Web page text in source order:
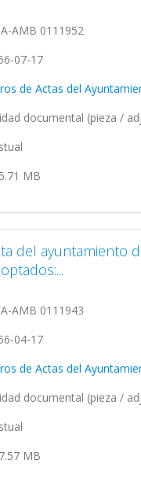
AMB 0111952
07-17
de Actas del
documental (pieza /
5.71 MB
del ayuntamiento
AMB 0111943
04-17
de Actas del
documental (pieza /
7.57 MB